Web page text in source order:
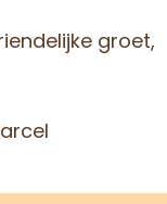
groet,